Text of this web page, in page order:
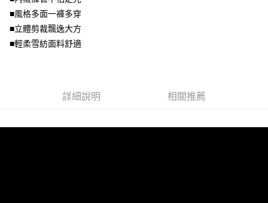
資料（包含姓名、電話或地址）提供予台灣大哥大進項蒐集、處理及利用，
由本公司與您本人進行分期帳單所需資料之確認、核對及更正。
3.完整用戶服務條款，請詳閱以下連結：
※ 交易是否成功請以「AFTEE先享後付 」之結帳頁面顯示為準，若有關於
是否繳費成功／繳費後需取消欲退款等相關疑問，請聯繫「AFTEE先享後付
客戶支援中心」https://netprotections.freshdesk.com/support/home
２．關於個人資料處理事宜，請瀏覽以下網址：
付款後7-11取貨
每筆NT$70，滿NT$699(含以上)免運費
宅配
■風格多面一褲多穿
■立體剪裁飄逸大方
■輕柔雪紡面料舒適
詳細說明 相關推薦